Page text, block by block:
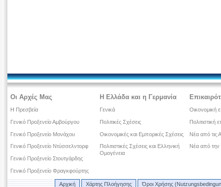
Οι Αρχές Μας
Η Πρεσβεία
Γενικό Προξενείο Αμβούργου
Γενικό Προξενείο Μονάχου
Γενικό Προξενείο Ντύσσελντορφ
Γενικό Προξενείο Στουτγάρδης
Γενικό Προξενείο Φραγκφούρτης
Η Ελλάδα και η Γερμανία
Γενικά
Πολιτικές Σχέσεις
Οικονομικές και Εμπορικές Σχέσεις
Πολιτιστικές Σχέσεις και Ελληνική
Ομογένεια
Οικονομική
Πολιτιστική
Νέα από τις
Νέα από την
Αρχική Χάρτης Πλοήγησης Όροι Χρήσης